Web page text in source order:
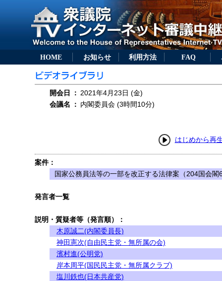
HOME お知らせ 利用方法 FAQ
開会日 ： 2021年4月23日 (金)
会議名
： 内閣委員会 (3時間10分)
はじめから再
案件：
国家公務員法等の一部を改正する法律案（204国会閣
発言者一覧
説明・質疑者等（発言順）：
木原誠二(内閣委員長)
神田憲次(自由民主党・無所属の会)
濱村進(公明党)
岸本周平(国民民主党・無所属クラブ)
塩川鉄也(日本共産党)